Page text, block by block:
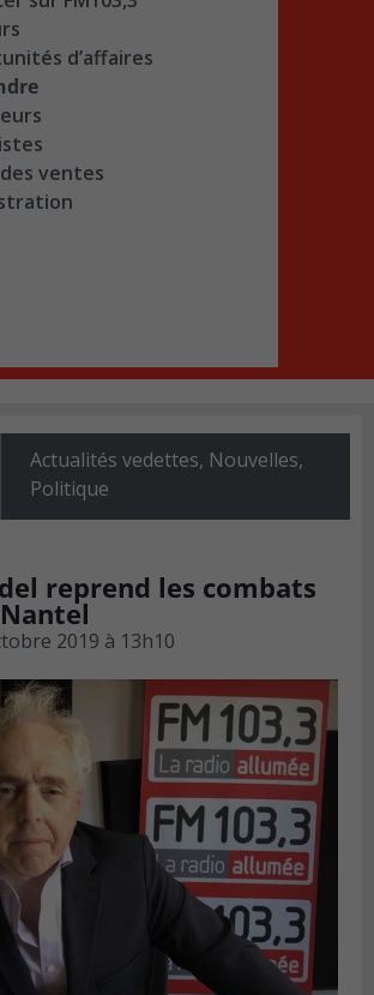
d’affaires
ventes
Actualités vedettes, Nouvelles,
Politique
reprend les combats
2019 à 13h10